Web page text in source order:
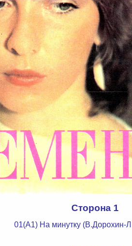
Сторона 1
01(А1) На минутку (В.Дорохин-